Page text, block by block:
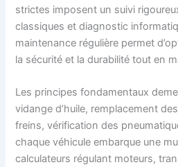
strictes imposent un suivi
classiques et diagnostic
maintenance régulière permet
la sécurité et la durabilité tout en
Les principes fondamentaux
vidange d’huile, remplacement
freins, vérification des
chaque véhicule embarque une
calculateurs régulant moteurs,